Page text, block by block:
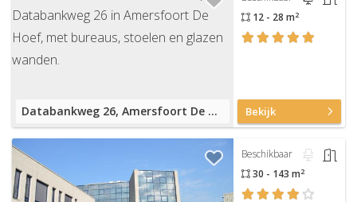
Databankweg 26, Amersfoort De Hoef
12 - 28 m2
Bekijk
Beschikbaar
30 - 143 m2